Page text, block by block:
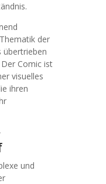
der
übertrieben
Comic ist
visuelles
ihren
und